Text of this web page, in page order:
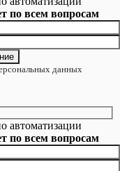
по всем вопросам
данных
автоматизации
по всем вопросам